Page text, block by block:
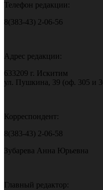
Телефон редакции:
8(383-43) 2-06-56
Адрес редакции:
633209 г. Искитим
ул. Пушкина, 39 (оф. 305 и
Корреспондент:
8(383-43) 2-06-58
Зубарева Анна Юрьевна
Главный редактор: